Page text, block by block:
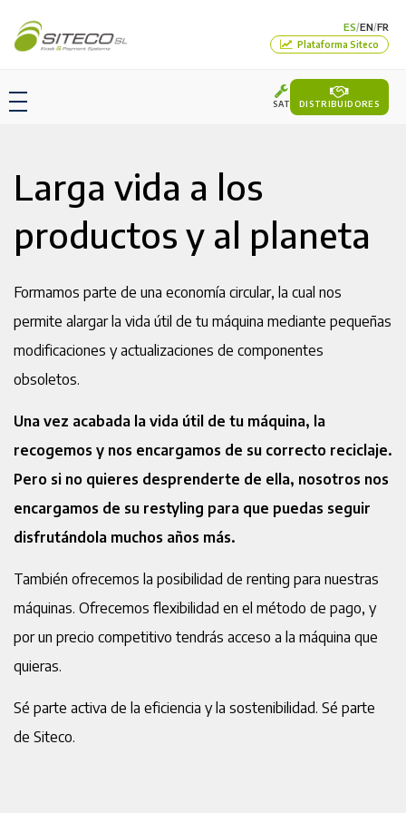
ES/EN/FR
Plataforma Siteco
SAT DISTRIBUIDORES
Larga vida a los
productos y al planeta
Formamos parte de una economía circular, la cual nos
permite alargar la vida útil de tu máquina mediante pequeñas
modificaciones y actualizaciones de componentes
obsoletos.
Una vez acabada la vida útil de tu máquina, la
recogemos y nos encargamos de su correcto reciclaje.
Pero si no quieres desprenderte de ella, nosotros nos
encargamos de su restyling para que puedas seguir
disfrutándola muchos años más.
También ofrecemos la posibilidad de renting para nuestras
máquinas. Ofrecemos flexibilidad en el método de pago, y
por un precio competitivo tendrás acceso a la máquina que
quieras.
Sé parte activa de la eficiencia y la sostenibilidad. Sé parte
de Siteco.